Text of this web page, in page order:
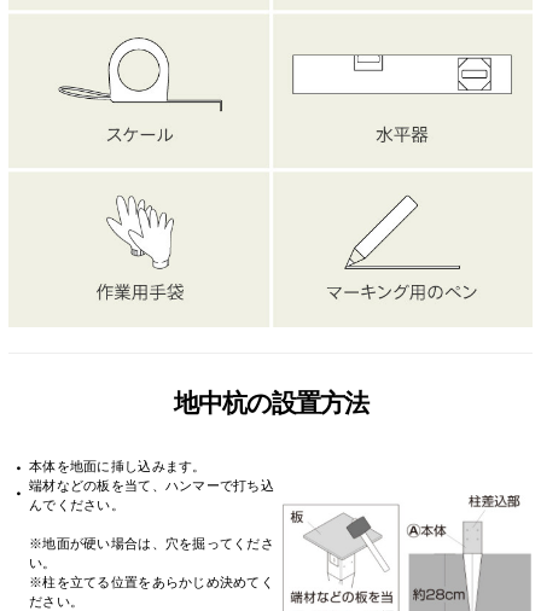
地中杭の設置方法
・
・
本体を地面に挿し込みます。
端材などの板を当て、ハンマーで打ち込
んでください。
※地面が硬い場合は、穴を掘ってくださ
い。
※柱を立てる位置をあらかじめ決めてく
ださい。